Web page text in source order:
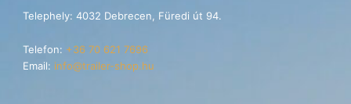
Telephely: 4032 Debrecen, Füredi út 94.
Telefon: +36 70 621 7696
Email: info@trailer-shop.hu